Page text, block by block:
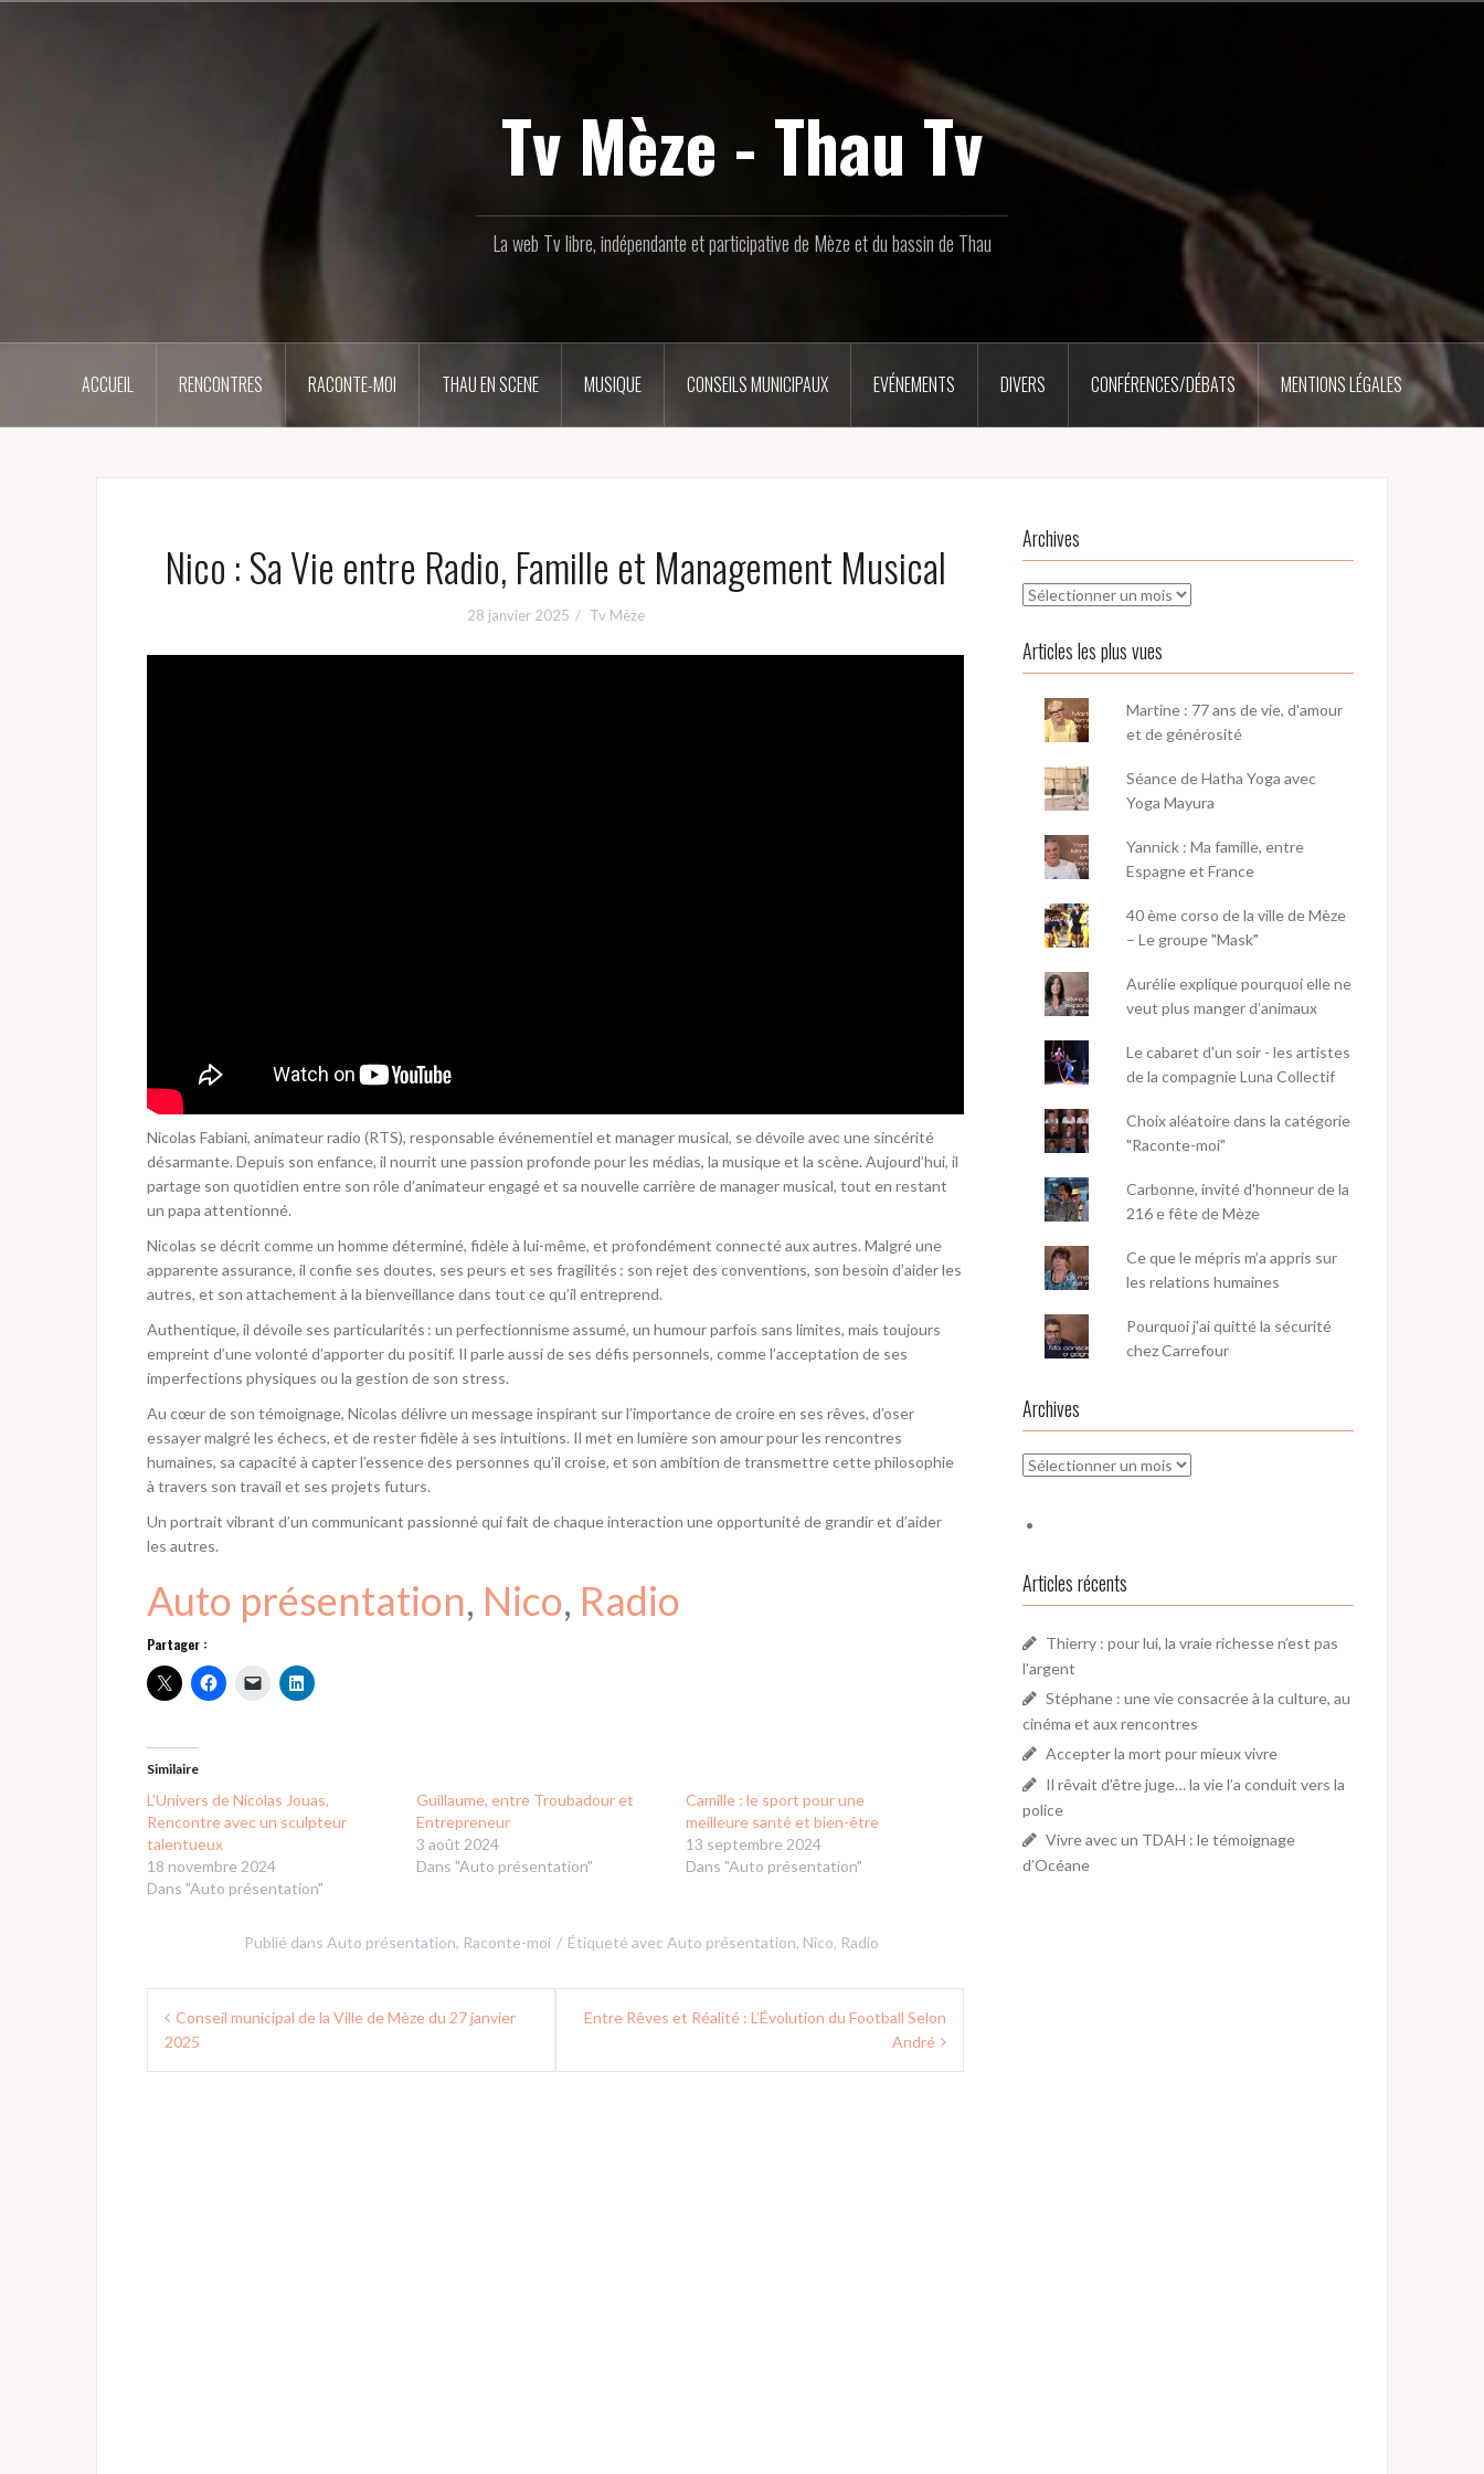
Tv Mèze - Thau Tv
La web Tv libre, indépendante et participative de Mèze et du bassin de Thau
ACCUEIL RENCONTRES RACONTE-MOI THAU EN SCENE MUSIQUE CONSEILS MUNICIPAUX EVÉNEMENTS DIVERS CONFÉRENCES/DÉBATS MENTIONS LÉGALES
Nico : Sa Vie entre Radio, Famille et Management Musical
28 janvier 2025 Tv Mèze
Nicolas Fabiani, animateur radio (RTS), responsable événementiel et manager musical, se dévoile avec une sincérité
désarmante. Depuis son enfance, il nourrit une passion profonde pour les médias, la musique et la scène. Aujourd’hui, il
partage son quotidien entre son rôle d’animateur engagé et sa nouvelle carrière de manager musical, tout en restant
un papa attentionné.
Nicolas se décrit comme un homme déterminé, fidèle à lui-même, et profondément connecté aux autres. Malgré une
apparente assurance, il confie ses doutes, ses peurs et ses fragilités : son rejet des conventions, son besoin d’aider les
autres, et son attachement à la bienveillance dans tout ce qu’il entreprend.
Authentique, il dévoile ses particularités : un perfectionnisme assumé, un humour parfois sans limites, mais toujours
empreint d’une volonté d’apporter du positif. Il parle aussi de ses défis personnels, comme l’acceptation de ses
imperfections physiques ou la gestion de son stress.
Au cœur de son témoignage, Nicolas délivre un message inspirant sur l’importance de croire en ses rêves, d’oser
essayer malgré les échecs, et de rester fidèle à ses intuitions. Il met en lumière son amour pour les rencontres
humaines, sa capacité à capter l’essence des personnes qu’il croise, et son ambition de transmettre cette philosophie
à travers son travail et ses projets futurs.
Un portrait vibrant d’un communicant passionné qui fait de chaque interaction une opportunité de grandir et d’aider
les autres.
Auto présentation, Nico, Radio
Partager :
Similaire
L’Univers de Nicolas Jouas,
Rencontre avec un sculpteur
talentueux
18 novembre 2024
Dans "Auto présentation"
Guillaume, entre Troubadour et
Entrepreneur
3 août 2024
Dans "Auto présentation"
Camille : le sport pour une
meilleure santé et bien-être
13 septembre 2024
Dans "Auto présentation"
Publié dans Auto présentation, Raconte-moi Étiqueté avec Auto présentation, Nico, Radio
Navigation
deConseil municipal de la Ville de Mèze du 27 janvier
2025
Entre Rêves et Réalité : L’Évolution du Football Selon
André
Archives
Archives
Articles les plus vues
Martine : 77 ans de vie, d'amour
et de générosité
Séance de Hatha Yoga avec
Yoga Mayura
Yannick : Ma famille, entre
Espagne et France
40 ème corso de la ville de Mèze
– Le groupe "Mask"
Aurélie explique pourquoi elle ne
veut plus manger d’animaux
Le cabaret d'un soir - les artistes
de la compagnie Luna Collectif
Choix aléatoire dans la catégorie
"Raconte-moi"
Carbonne, invité d'honneur de la
216 e fête de Mèze
Ce que le mépris m’a appris sur
les relations humaines
Pourquoi j'ai quitté la sécurité
chez Carrefour
Archives
Archives
Articles récents
Thierry : pour lui, la vraie richesse n’est pas
l’argent
Stéphane : une vie consacrée à la culture, au
cinéma et aux rencontres
Accepter la mort pour mieux vivre
Il rêvait d’être juge… la vie l’a conduit vers la
police
Vivre avec un TDAH : le témoignage
d’Océane